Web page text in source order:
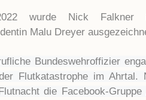
wurde Nick Falkner
Malu Dreyer
Bundeswehroffizier
Flutkatastrophe im Ahrtal.
die Facebook-